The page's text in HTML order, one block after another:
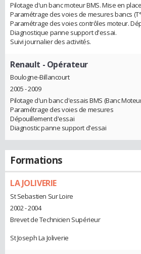
Pilotage d'un banc moteur BMS. Mise en
Paramétrage des voies de mesures bancs
Paramétrage des voies contrôles moteur.
Diagnostique panne support d'essai.
Suivi journalier des activités.
Renault - Opérateur
Boulogne-Billancourt
2005 - 2009
Pilotage d'un banc d'essais BMS (Banc
Paramétrage des voies de mesures
Dépouillement d'essai
Diagnostic panne support d'essai
Formations
LA JOLIVERIE
St Sebastien Sur Loire
2002 - 2004
Brevet de Technicien Supérieur
St Joseph La Joliverie